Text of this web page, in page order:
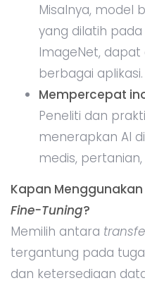
Misalnya, model
yang dilatih
ImageNet, dapat
berbagai aplikasi.
Mempercepat
Peneliti dan
menerapkan AI
medis,
Kapan Menggunakan
Fine-Tuning?
Memilih antara
tergantung pada
dan ketersediaan